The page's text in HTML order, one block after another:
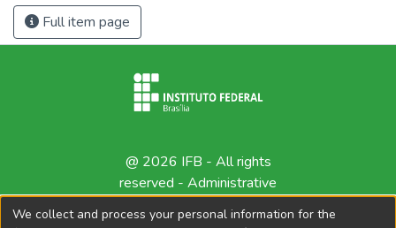
Full item page
@ 2026 IFB - All rights
reserved - Administrative
We collect and process your personal information for the